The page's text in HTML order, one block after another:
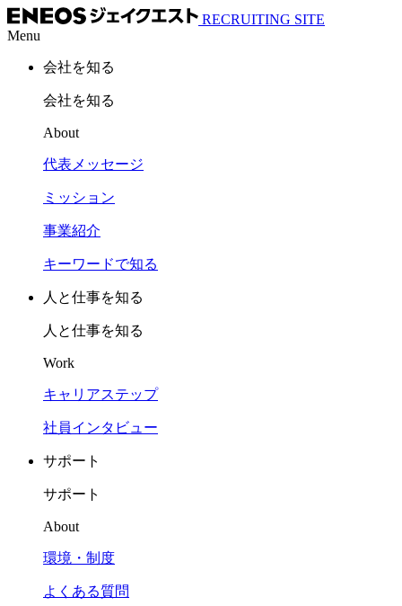
RECRUITING SITE
Menu
会社を知る
会社を知る
About
代表メッセージ
ミッション
事業紹介
キーワードで知る
人と仕事を知る
人と仕事を知る
Work
キャリアステップ
社員インタビュー
サポート
サポート
About
環境・制度
よくある質問